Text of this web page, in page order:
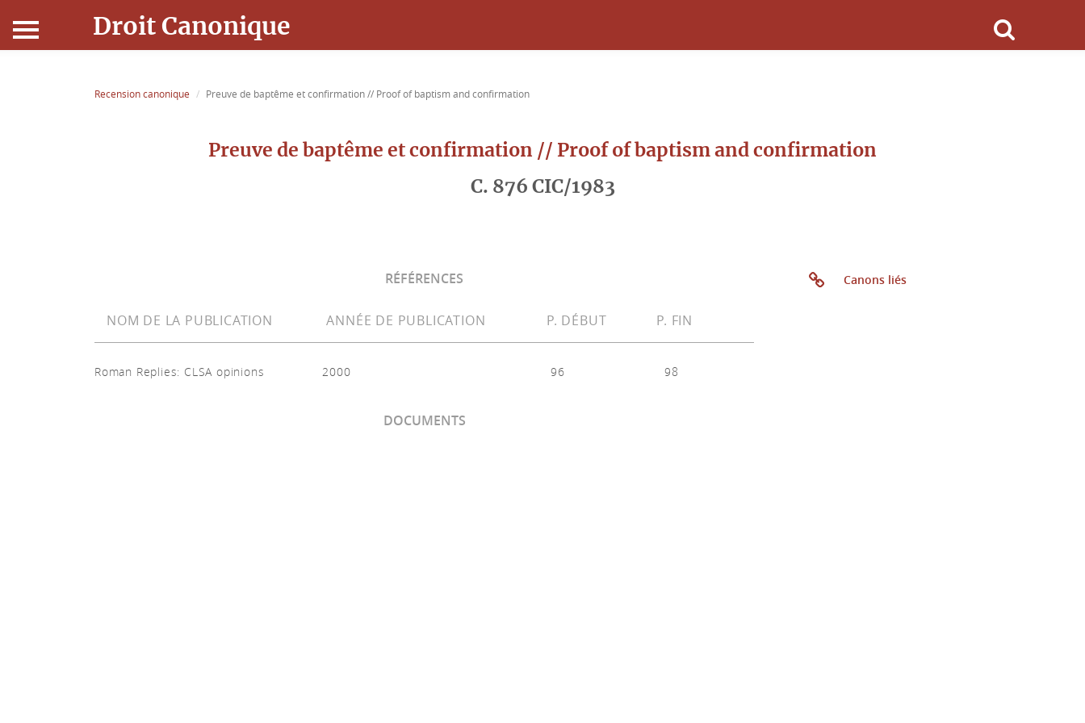
Droit Canonique
Recension canonique Preuve de baptême et confirmation // Proof of baptism and confirmation
Preuve de baptême et confirmation // Proof of baptism and confirmation
C. 876 CIC/1983
RÉFÉRENCES
NOM DE LA PUBLICATION ANNÉE DE PUBLICATION P. DÉBUT P. FIN
Roman Replies: CLSA opinions 2000 96 98
DOCUMENTS
Canons liés